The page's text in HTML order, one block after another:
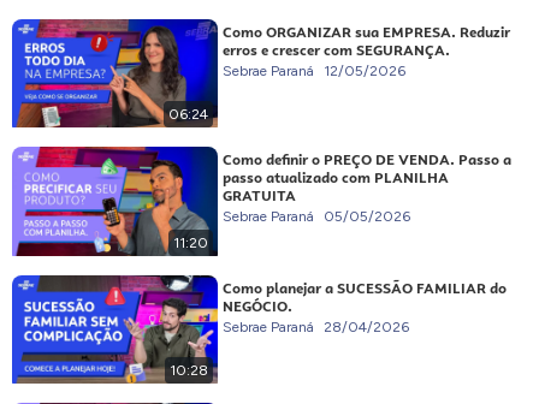
06:24
Como ORGANIZAR sua EMPRESA. Reduzir
erros e crescer com SEGURANÇA.
Sebrae Paraná 12/05/2026
11:20
Como definir o PREÇO DE VENDA. Passo a
passo atualizado com PLANILHA
GRATUITA
Sebrae Paraná 05/05/2026
10:28
Como planejar a SUCESSÃO FAMILIAR do
NEGÓCIO.
Sebrae Paraná 28/04/2026